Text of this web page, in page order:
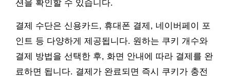
션을 확인할 수 있습니다.
결제 수단은 신용카드, 휴대폰 결제, 네이버페이 포
인트 등 다양하게 제공됩니다. 원하는 쿠키 개수와
결제 방법을 선택한 후, 화면 안내에 따라 결제를 완
료하면 됩니다. 결제가 완료되면 즉시 쿠키가 충전